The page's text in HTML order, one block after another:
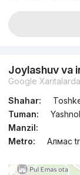
Joylashuv va
Google
Shahar:
Tuman:
Manzil:
Metro:
Алмас